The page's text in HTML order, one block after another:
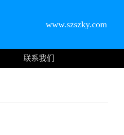
www.szszky.com
联系我们